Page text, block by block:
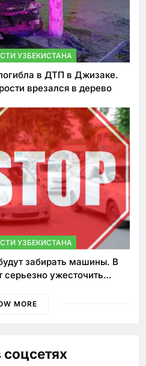
УЗБЕКИСТАНА
в ДТП в Джизаке.
врезался в дерево
УЗБЕКИСТАНА
забирать машины. В
серьезно ужесточить
MORE